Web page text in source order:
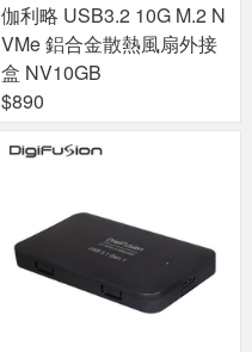
伽利略 USB3.2 10G M.2 N
VMe 鋁合金散熱風扇外接
盒 NV10GB
$890